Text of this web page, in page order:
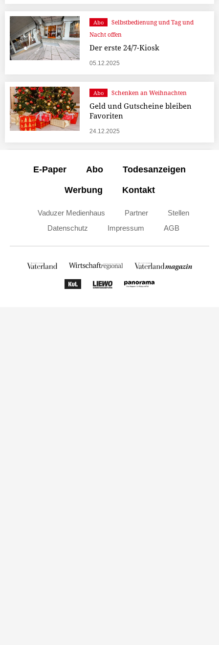
Abo
Selbstbedienung und Tag und
Nacht offen
Der erste 24/7-Kiosk
05.12.2025
Abo Schenken an Weihnachten
Geld und Gutscheine bleiben
Favoriten
24.12.2025
E-Paper Abo Todesanzeigen
Werbung Kontakt
Vaduzer Medienhaus Partner
Stellen
Datenschutz
Impressum AGB